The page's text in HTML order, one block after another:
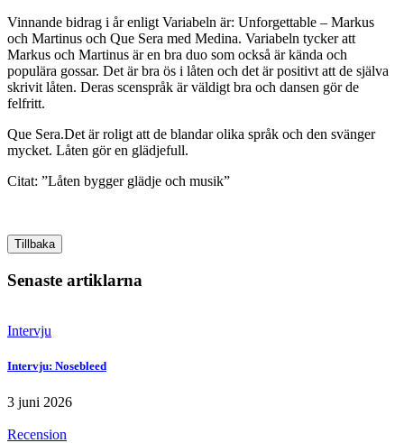
Vinnande bidrag i år enligt Variabeln är: Unforgettable – Markus
och Martinus och Que Sera med Medina. Variabeln tycker att
Markus och Martinus är en bra duo som också är kända och
populära gossar. Det är bra ös i låten och det är positivt att de själva
skrivit låten. Deras scenspråk är väldigt bra och dansen gör de
felfritt.
Que Sera.Det är roligt att de blandar olika språk och den svänger
mycket. Låten gör en glädjefull.
Citat: ”Låten bygger glädje och musik”
Tillbaka
Senaste artiklarna
Intervju
Intervju: Nosebleed
3 juni 2026
Recension